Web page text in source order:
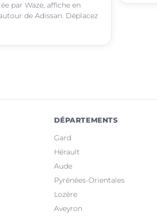
par Waze, affiche en
de Adissan. Déplacez
DÉPARTEMENTS
Gard
Hérault
Aude
Pyrénées-Orientales
Lozère
Aveyron